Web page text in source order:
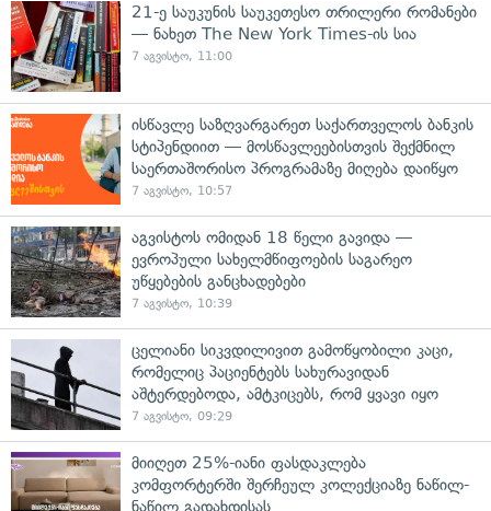
21-ე საუკუნის საუკეთესო თრილერი რომანები
— ნახეთ The New York Times-ის სია
7 აგვისტო, 11:00
ისწავლე საზღვარგარეთ საქართველოს ბანკის
სტიპენდიით — მოსწავლეებისთვის შექმნილ
საერთაშორისო პროგრამაზე მიღება დაიწყო
7 აგვისტო, 10:57
აგვისტოს ომიდან 18 წელი გავიდა —
ევროპული სახელმწიფოების საგარეო
უწყებების განცხადებები
7 აგვისტო, 10:39
ცელიანი სიკვდილივით გამოწყობილი კაცი,
რომელიც პაციენტებს სახურავიდან
აშტერდებოდა, ამტკიცებს, რომ ყვავი იყო
7 აგვისტო, 09:29
მიიღეთ 25%-იანი ფასდაკლება
კომფორტერში შერჩეულ კოლექციაზე ნაწილ-
ნაწილ გადახდისას